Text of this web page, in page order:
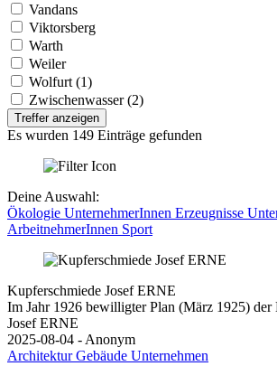
Vandans
Viktorsberg
Warth
Weiler
Wolfurt (1)
Zwischenwasser (2)
Treffer anzeigen
Es wurden 149 Einträge gefunden
Deine Auswahl:
Ökologie UnternehmerInnen Erzeugnisse
ArbeitnehmerInnen Sport
Kupferschmiede Josef ERNE
Im Jahr 1926 bewilligter Plan (März 1925) der
Josef ERNE
2025-08-04 - Anonym
ArchitekturGebäude Unternehmen